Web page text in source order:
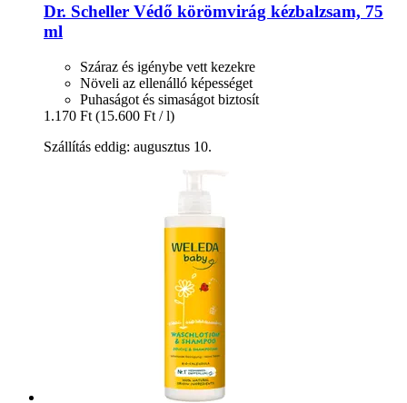
Dr. Scheller Védő körömvirág kézbalzsam, 75
ml
Száraz és igénybe vett kezekre
Növeli az ellenálló képességet
Puhaságot és simaságot biztosít
1.170 Ft (15.600 Ft / l)
Szállítás eddig: augusztus 10.